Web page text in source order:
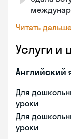
Читать
Услуги и
Английский
Для
уроки
Для
уроки